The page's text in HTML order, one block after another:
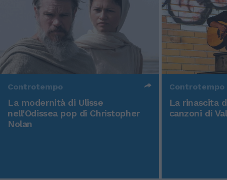
Controtempo
La modernità di Ulisse
nell'Odissea pop di Christopher
Nolan
Controtempo
La rinascita
canzoni di